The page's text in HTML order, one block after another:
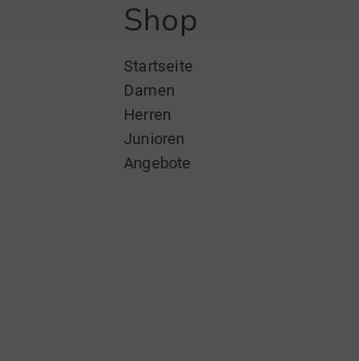
Shop
Startseite
Damen
Herren
Junioren
Angebote